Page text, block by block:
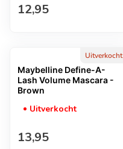
Normale prijs
12,95
Uitverkocht
Maybelline Define-A-
Lash Volume Mascara -
Brown
Uitverkocht
Normale prijs
13,95